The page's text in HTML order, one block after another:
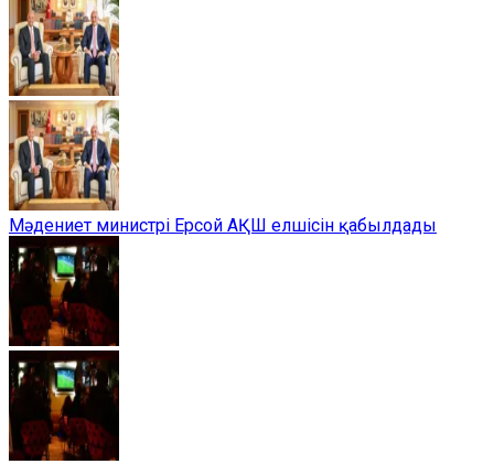
Мәдениет министрі Ерсой АҚШ елшісін қабылдады